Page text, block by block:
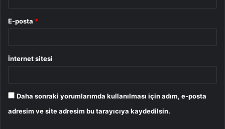
E-posta *
İnternet sitesi
Daha sonraki yorumlarımda kullanılması için adım, e-posta
adresim ve site adresim bu tarayıcıya kaydedilsin.